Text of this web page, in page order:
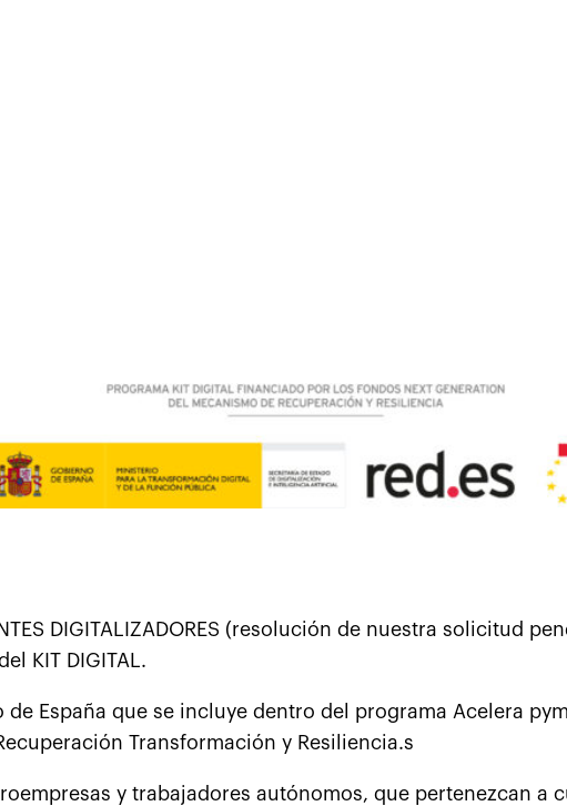
DIGITALIZADORES (resolución de nuestra solicitud
KIT DIGITAL.
de España que se incluye dentro del programa Acelera
Transformación y Resiliencia.s
y trabajadores autónomos, que pertenezcan